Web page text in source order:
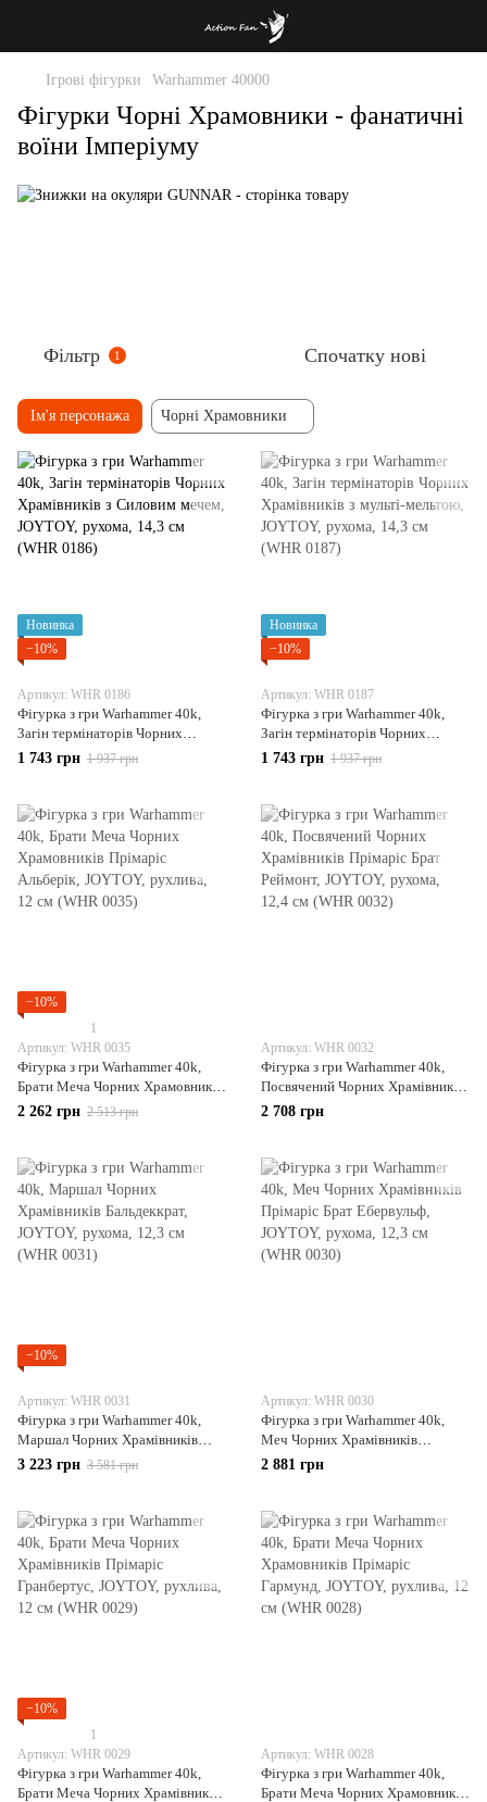
Ігрові фігурки Warhammer 40000
Фігурки Чорні Храмовники - фанатичні
воїни Імперіуму
Фільтр 1 Спочатку нові
Ім'я персонажа Чорні Храмовники
Новинка
−10%
Артикул: WHR 0186
Фігурка з гри Warhammer 40k,
Загін термінаторів Чорних
Храмівників з Силовим мечем,
1 743 грн 1 937 грн
Новинка
−10%
Артикул: WHR 0187
Фігурка з гри Warhammer 40k,
Загін термінаторів Чорних
Храмівників з мульті-мельтою,
1 743 грн 1 937 грн
−10%
1
Артикул: WHR 0035
Фігурка з гри Warhammer 40k,
Брати Меча Чорних Храмовників
Прімаріс Альберік, JOYTOY,
2 262 грн 2 513 грн
Артикул: WHR 0032
Фігурка з гри Warhammer 40k,
Посвячений Чорних Храмівників
Прімаріс Брат Реймонт, JOYTOY,
2 708 грн
−10%
Артикул: WHR 0031
Фігурка з гри Warhammer 40k,
Маршал Чорних Храмівників
Бальдеккрат, JOYTOY, рухома,
3 223 грн 3 581 грн
Артикул: WHR 0030
Фігурка з гри Warhammer 40k,
Меч Чорних Храмівників
Прімаріс Брат Ебервульф,
2 881 грн
−10%
1
Артикул: WHR 0029
Фігурка з гри Warhammer 40k,
Брати Меча Чорних Храмівників
Артикул: WHR 0028
Фігурка з гри Warhammer 40k,
Брати Меча Чорних Храмовників